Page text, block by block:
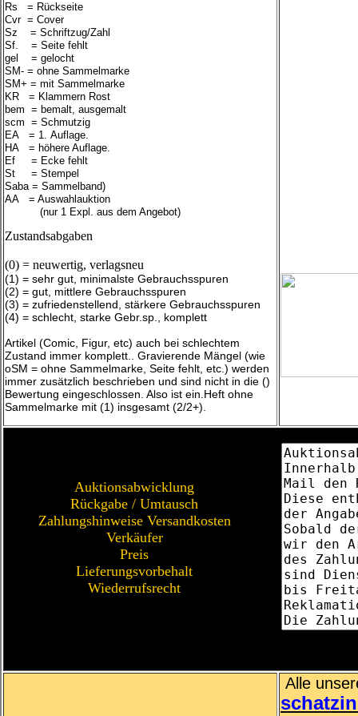
Rs = Rückseite
Cvr = Cover
Sz = Schriftzug/Zahl
Sf. = Seite fehlt
gel = gelocht
SM- = ohne Sammelmarke
SM+ = mit Sammelmarke
KR = Klammern Rost
bem = bemalt, ausgemalt
scm = Schmutzig
EA = 1. Auflage.
HA = höhere Auflage.
Ef = Ecke fehlt
St = Stempel
Saba = Sammelband)
AA = Auswahlauktion
(nur 1 Expl. aus dem Angebot)
Zustandsabgaben
(0) = neuwertig, verlagsneu
(1) = sehr gut, minimalste Gebrauchsspuren
(2) = gut, mittlere Gebrauchsspuren
(3) = zufriedenstellend, stärkere Gebrauchsspuren
(4) = schlecht, starke Gebr.sp., komplett
Artikel (Comic, Figur, etc) auch bei schlechtem
Zustand immer komplett.. Gravierende Mängel (wie
oSM = ohne Sammelmarke, Seite fehlt, etc.) werden
immer zusätzlich beschrieben und sind nicht in die ()
Bewertung eingeschlossen. Also ist ein.Heft ohne
Sammelmarke mit (1) insgesamt (2/2+).
Auktionsabwicklung
Rückgabe / Umtausch
Zahlungshinweise Versandkosten
Verkäufer
Preis
Lieferungsvorbehalt
Wiederrufsrecht
Alle